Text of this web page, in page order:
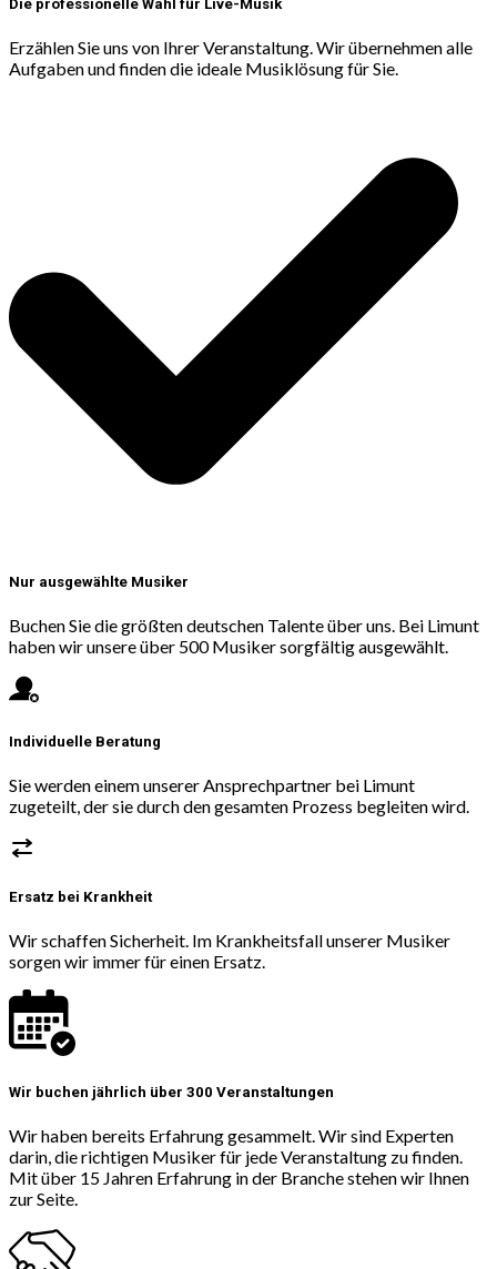
Die professionelle Wahl für Live-Musik
Erzählen Sie uns von Ihrer Veranstaltung. Wir übernehmen alle
Aufgaben und finden die ideale Musiklösung für Sie.
Nur ausgewählte Musiker
Buchen Sie die größten deutschen Talente über uns. Bei Limunt
haben wir unsere über 500 Musiker sorgfältig ausgewählt.
Individuelle Beratung
Sie werden einem unserer Ansprechpartner bei Limunt
zugeteilt, der sie durch den gesamten Prozess begleiten wird.
Ersatz bei Krankheit
Wir schaffen Sicherheit. Im Krankheitsfall unserer Musiker
sorgen wir immer für einen Ersatz.
Wir buchen jährlich über 300 Veranstaltungen
Wir haben bereits Erfahrung gesammelt. Wir sind Experten
darin, die richtigen Musiker für jede Veranstaltung zu finden.
Mit über 15 Jahren Erfahrung in der Branche stehen wir Ihnen
zur Seite.